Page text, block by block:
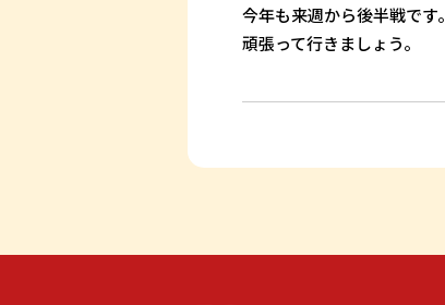
今年も来週から後半戦です。
頑張って行きましょう。